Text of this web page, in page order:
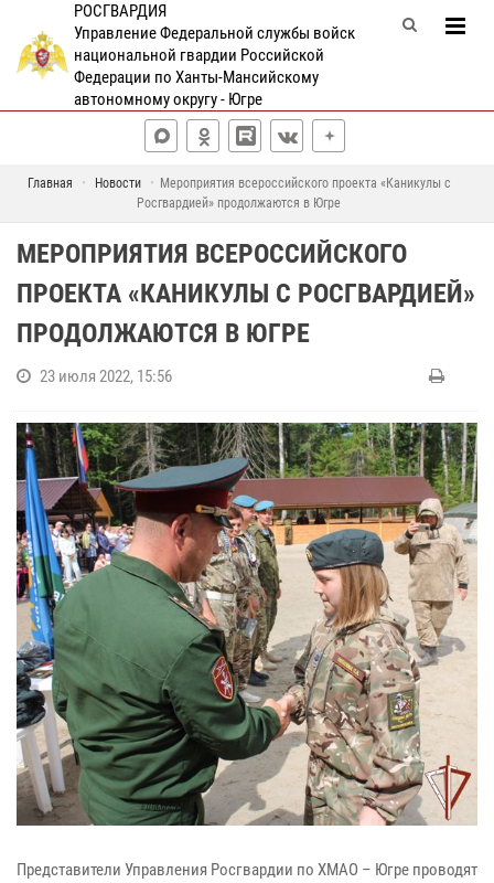
РОСГВАРДИЯ
Управление Федеральной службы войск
национальной гвардии Российской
Федерации по Ханты-Мансийскому
автономному округу - Югре
Главная Новости
Мероприятия всероссийского проекта «Каникулы с
Росгвардией» продолжаются в Югре
МЕРОПРИЯТИЯ ВСЕРОССИЙСКОГО
ПРОЕКТА «КАНИКУЛЫ С РОСГВАРДИЕЙ»
ПРОДОЛЖАЮТСЯ В ЮГРЕ
23 июля 2022, 15:56
Представители Управления Росгвардии по ХМАО – Югре проводят